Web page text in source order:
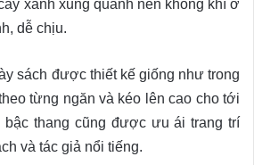
xanh xung quanh nên không khí ở
dễ chịu.
sách được thiết kế giống như trong
từng ngăn và kéo lên cao cho tới
bậc thang cũng được ưu ái trang trí
và tác giả nổi tiếng.